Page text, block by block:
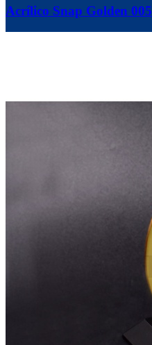
Acrílico Snap Golden 005